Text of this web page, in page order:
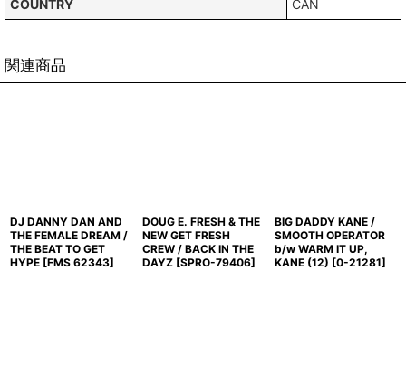
COUNTRY
CAN
関連商品
DJ DANNY DAN AND
THE FEMALE DREAM /
THE BEAT TO GET
HYPE [FMS 62343]
DOUG E. FRESH & THE
NEW GET FRESH
CREW / BACK IN THE
DAYZ [SPRO-79406]
BIG DADDY KANE /
SMOOTH OPERATOR
b/w WARM IT UP,
KANE (12) [0-21281]